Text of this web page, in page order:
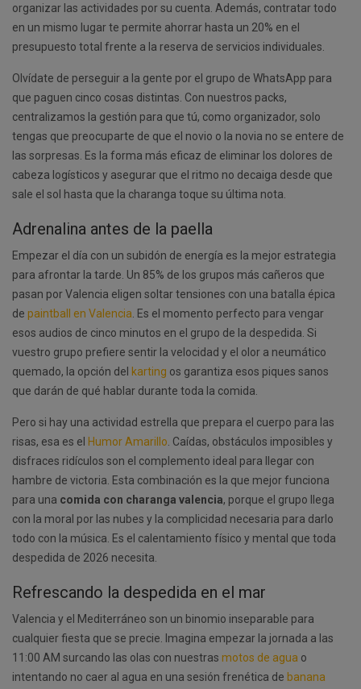
organizar las actividades por su cuenta. Además, contratar todo
en un mismo lugar te permite ahorrar hasta un 20% en el
presupuesto total frente a la reserva de servicios individuales.
Olvídate de perseguir a la gente por el grupo de WhatsApp para
que paguen cinco cosas distintas. Con nuestros packs,
centralizamos la gestión para que tú, como organizador, solo
tengas que preocuparte de que el novio o la novia no se entere de
las sorpresas. Es la forma más eficaz de eliminar los dolores de
cabeza logísticos y asegurar que el ritmo no decaiga desde que
sale el sol hasta que la charanga toque su última nota.
Adrenalina antes de la paella
Empezar el día con un subidón de energía es la mejor estrategia
para afrontar la tarde. Un 85% de los grupos más cañeros que
pasan por Valencia eligen soltar tensiones con una batalla épica
de paintball en Valencia . Es el momento perfecto para vengar
esos audios de cinco minutos en el grupo de la despedida. Si
vuestro grupo prefiere sentir la velocidad y el olor a neumático
quemado, la opción del karting os garantiza esos piques sanos
que darán de qué hablar durante toda la comida.
Pero si hay una actividad estrella que prepara el cuerpo para las
risas, esa es el Humor Amarillo . Caídas, obstáculos imposibles y
disfraces ridículos son el complemento ideal para llegar con
hambre de victoria. Esta combinación es la que mejor funciona
para una comida con charanga valencia, porque el grupo llega
con la moral por las nubes y la complicidad necesaria para darlo
todo con la música. Es el calentamiento físico y mental que toda
despedida de 2026 necesita.
Refrescando la despedida en el mar
Valencia y el Mediterráneo son un binomio inseparable para
cualquier fiesta que se precie. Imagina empezar la jornada a las
11:00 AM surcando las olas con nuestras motos de agua o
intentando no caer al agua en una sesión frenética de banana